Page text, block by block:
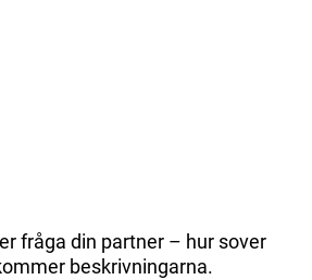
fråga din partner – hur sover
beskrivningarna.